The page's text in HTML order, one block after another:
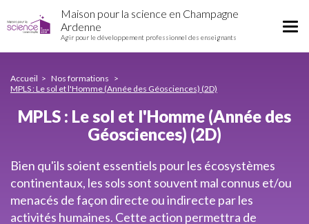
Le
l'Homme
(Année
Géosciences)
au
contenu
Maison pour la science en Champagne
Ardenne
Agir pour le développement professionnel des enseignants
Accueil
Nos formations
MPLS : Le sol et l'Homme (Année des Géosciences) (2D)
MPLS : Le sol et l'Homme (Année des
Géosciences) (2D)
Bien qu'ils soient essentiels pour les écosystèmes
continentaux, les sols sont souvent mal connus et/ou
menacés de façon directe ou indirecte par les
activités humaines. Cette action permettra de